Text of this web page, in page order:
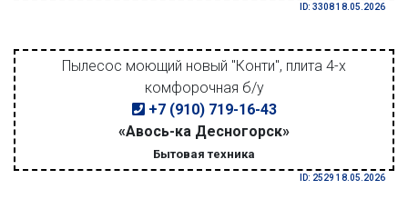
ID: 3308 18.05.2026
Пылесос моющий новый "Конти", плита 4-х
комфорочная б/у
+7 (910) 719-16-43
«Авось-ка Десногорск»
Бытовая техника
ID: 2529 18.05.2026